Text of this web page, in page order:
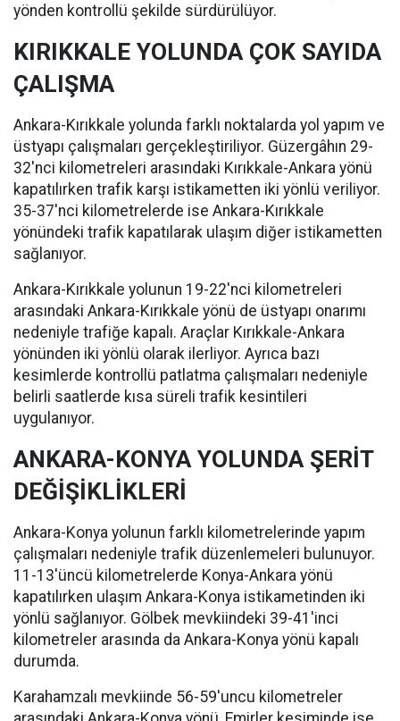
yönden kontrollü şekilde sürdürülüyor.
KIRIKKALE YOLUNDA ÇOK SAYIDA
ÇALIŞMA
Ankara-Kırıkkale yolunda farklı noktalarda yol yapım ve
üstyapı çalışmaları gerçekleştiriliyor. Güzergâhın 29-
32'nci kilometreleri arasındaki Kırıkkale-Ankara yönü
kapatılırken trafik karşı istikametten iki yönlü veriliyor.
35-37'nci kilometrelerde ise Ankara-Kırıkkale
yönündeki trafik kapatılarak ulaşım diğer istikametten
sağlanıyor.
Ankara-Kırıkkale yolunun 19-22'nci kilometreleri
arasındaki Ankara-Kırıkkale yönü de üstyapı onarımı
nedeniyle trafiğe kapalı. Araçlar Kırıkkale-Ankara
yönünden iki yönlü olarak ilerliyor. Ayrıca bazı
kesimlerde kontrollü patlatma çalışmaları nedeniyle
belirli saatlerde kısa süreli trafik kesintileri
uygulanıyor.
ANKARA-KONYA YOLUNDA ŞERİT
DEĞİŞİKLİKLERİ
Ankara-Konya yolunun farklı kilometrelerinde yapım
çalışmaları nedeniyle trafik düzenlemeleri bulunuyor.
11-13'üncü kilometrelerde Konya-Ankara yönü
kapatılırken ulaşım Ankara-Konya istikametinden iki
yönlü sağlanıyor. Gölbek mevkiindeki 39-41'inci
kilometreler arasında da Ankara-Konya yönü kapalı
durumda.
Karahamzalı mevkiinde 56-59'uncu kilometreler